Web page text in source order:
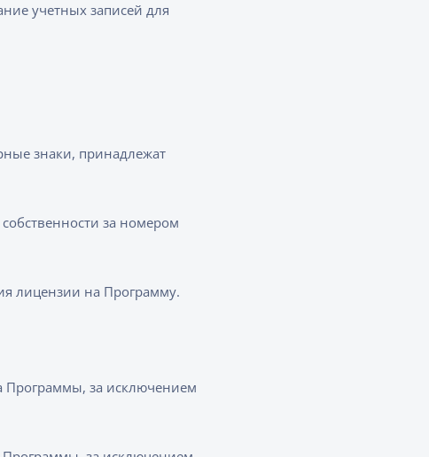
учетных записей для
знаки, принадлежат
за номером
лицензии на Программу.
Программы, за исключением